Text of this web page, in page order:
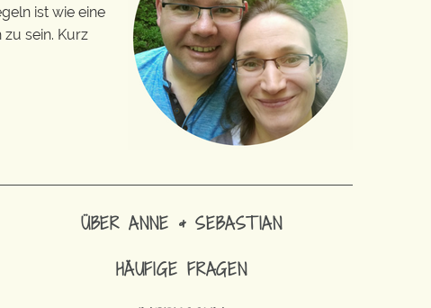
ist wie eine
sein. Kurz
ÜBER ANNE & SEBASTIAN
HÄUFIGE FRAGEN